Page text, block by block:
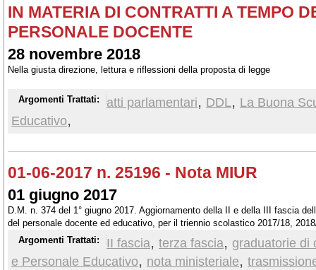
IN MATERIA DI CONTRATTI A TEMPO
PERSONALE DOCENTE
28 novembre 2018
Nella giusta direzione, lettura e riflessioni della proposta di legge
Argomenti Trattati: atti parlamentari, DDL, La Buona
Educativo,
01-06-2017 n. 25196 - Nota MIUR
01 giugno 2017
D.M. n. 374 del 1° giugno 2017. Aggiornamento della II e della III fascia
del personale docente ed educativo, per il triennio scolastico 2017/18,
Argomenti Trattati:
II fascia, terza fascia, graduatorie di
e Personale Educativo, nota ministeriale,